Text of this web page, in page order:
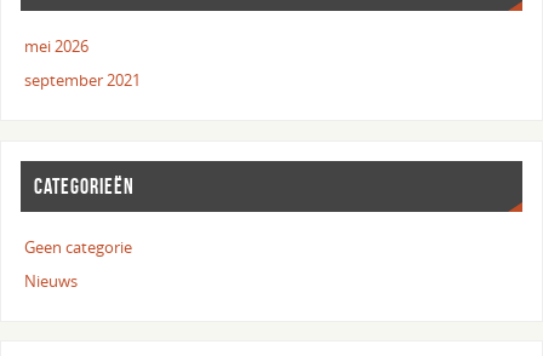
mei 2026
september 2021
CATEGORIEËN
Geen categorie
Nieuws